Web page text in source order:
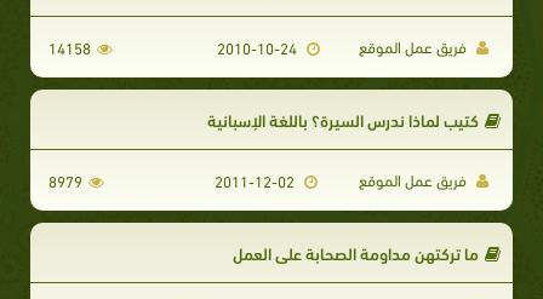
فريق عمل الموقع 14158
كتيب لماذا ندرس السيرة؟ باللغة الإسبانية
فريق عمل الموقع 8979
ما تركتهن مداومة الصحابة على العمل